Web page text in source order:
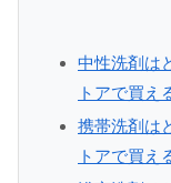
中性洗剤は
トアで買え
携帯洗剤は
トアで買え